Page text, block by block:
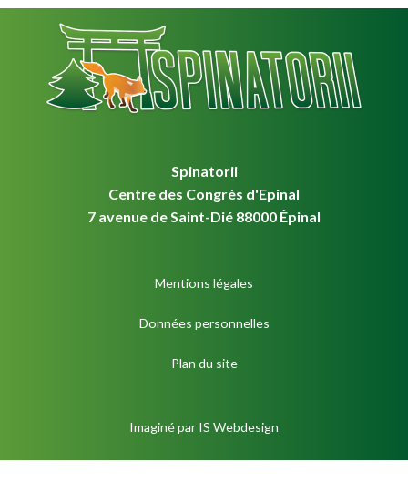
Spinatorii
Centre des Congrès d'Epinal
7 avenue de Saint-Dié 88000 Épinal
Mentions légales
Données personnelles
Plan du site
Imaginé par IS Webdesign